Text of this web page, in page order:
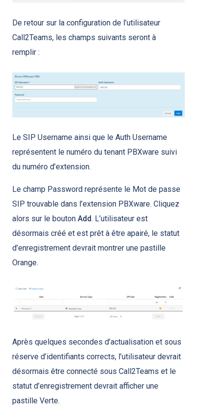
De retour sur la configuration de l’utilisateur
Call2Teams, les champs suivants seront à
remplir :
Le SIP Username ainsi que le Auth Username
représentent le numéro du tenant PBXware suivi
du numéro d’extension.
Le champ Password représente le Mot de passe
SIP trouvable dans l’extension PBXware. Cliquez
alors sur le bouton Add. L’utilisateur est
désormais créé et est prêt à être apairé, le statut
d’enregistrement devrait montrer une pastille
Orange.
Après quelques secondes d’actualisation et sous
réserve d’identifiants corrects, l’utilisateur devrait
désormais être connecté sous Call2Teams et le
statut d’enregistrement devrait afficher une
pastille Verte.